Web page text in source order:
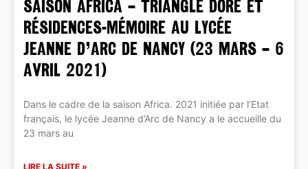
SAISON AFRICA – Triangle doré et
Résidences-mémoire au lycée
Jeanne d’Arc de Nancy (23 mars – 6
avril 2021)
Dans le cadre de la saison Africa. 2021 initiée par l’Etat
français, le lycée Jeanne d’Arc de Nancy a le accueille du
23 mars au
LIRE LA SUITE »